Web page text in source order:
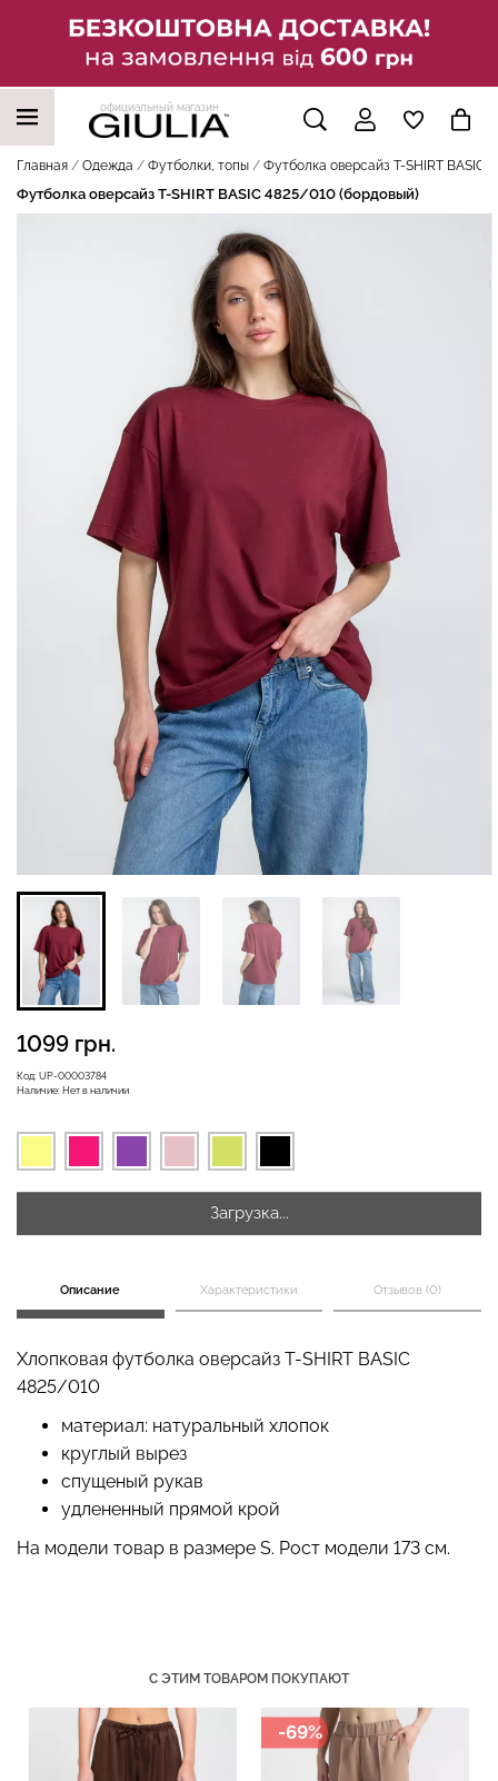
официальный магазин
Главная Одежда Футболки, топы Футболка оверсайз T-SHIRT BASIC
Футболка оверсайз T-SHIRT BASIC 4825/010 (бордовый)
Код: UP-00003784
Наличие: Нет в наличии
1099 грн.
Загрузка...
Описание Характеристики Отзывов (0)
Хлопковая футболка оверсайз T-SHIRT BASIC
4825/010
материал: натуральный хлопок
круглый вырез
спущеный рукав
удлененный прямой крой
На модели товар в размере S. Рост модели 173 см.
С ЭТИМ ТОВАРОМ ПОКУПАЮТ
-69% -30%
НАШИ ТРЕНДОВЫЕ ТОВАРЫ
Бесшовные леггинсы из
микрофибры LEGGINGS
02 (черный) Giulia
789 грн.
Бесшовная бразилиана с
легкой коррекцией
BRASILIAN SHAPEWEAR
black (черный) Giulia
258 грн.369 грн.
Велосипедки с высокой
(черный) Giulia
LEGGINGS (черный) Giulia
299 грн.
299 грн.499 грн.